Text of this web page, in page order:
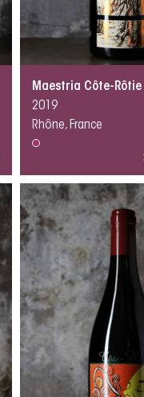
Maestria Côte-Rôtie
2019
Rhône, France